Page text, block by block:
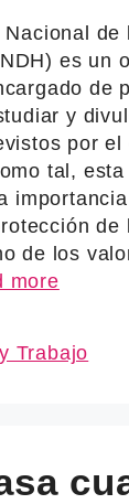
Nacional de
es un
de
y
por
tal,
de
de los
more
Trabajo